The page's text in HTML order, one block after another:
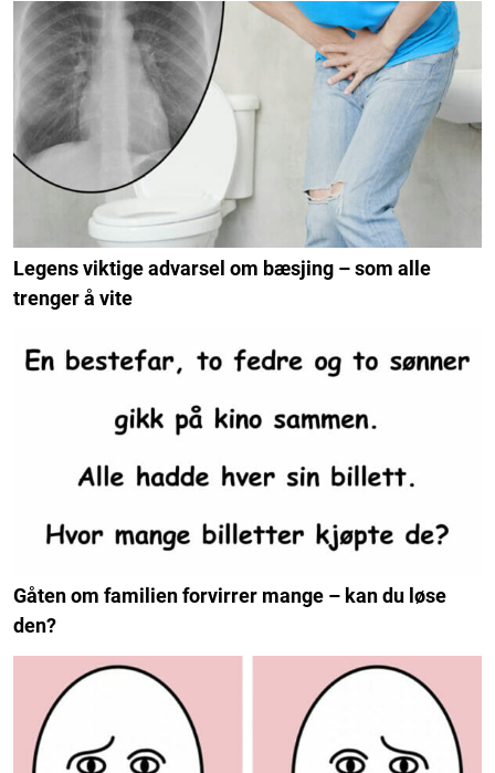
Legens viktige advarsel om bæsjing – som alle
trenger å vite
Gåten om familien forvirrer mange – kan du løse
den?